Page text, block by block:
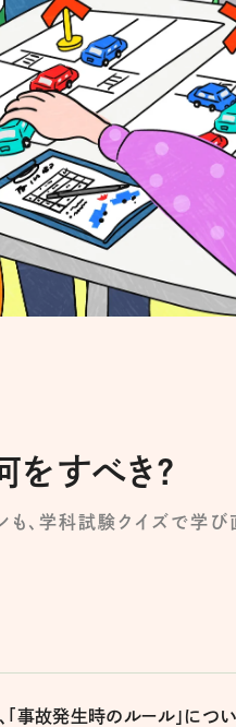
をすべき?
も、学科試験クイズで学び
事故発生時のルール」につ